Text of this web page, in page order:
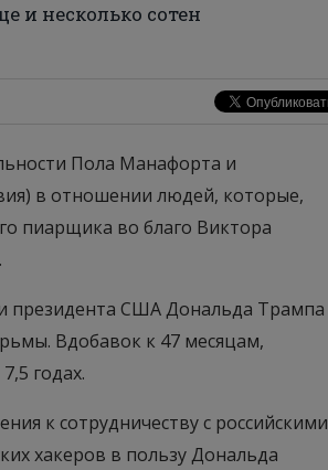
и несколько сотен
Пола Манафорта и
в отношении людей, которые,
пиарщика во благо Виктора
президента США Дональда Трампа
Вдобавок к 47 месяцам,
годах.
к сотрудничеству с российскими
хакеров в пользу Дональда